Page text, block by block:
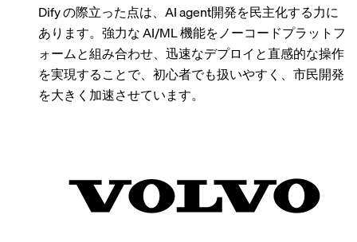
Dify の際立った点は、AI agent開発を民主化する力に
あります。強力な AI/ML 機能をノーコードプラットフ
ォームと組み合わせ、迅速なデプロイと直感的な操作
を実現することで、初心者でも扱いやすく、市民開発
を大きく加速させています。